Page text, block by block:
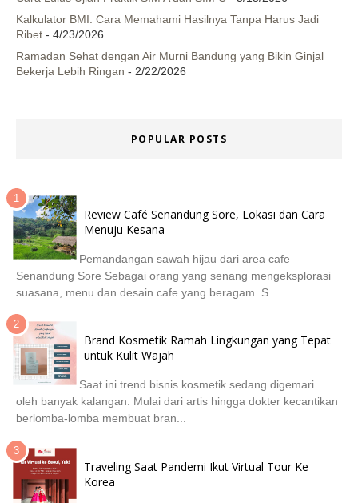
Kalkulator BMI: Cara Memahami Hasilnya Tanpa Harus Jadi
Ribet - 4/23/2026
Ramadan Sehat dengan Air Murni Bandung yang Bikin Ginjal
Bekerja Lebih Ringan - 2/22/2026
POPULAR POSTS
Review Café Senandung Sore, Lokasi dan Cara
Menuju Kesana
Pemandangan sawah hijau dari area cafe
Senandung Sore Sebagai orang yang senang mengeksplorasi
suasana, menu dan desain cafe yang beragam. S...
Brand Kosmetik Ramah Lingkungan yang Tepat
untuk Kulit Wajah
Saat ini trend bisnis kosmetik sedang digemari
oleh banyak kalangan. Mulai dari artis hingga dokter kecantikan
berlomba-lomba membuat bran...
Traveling Saat Pandemi Ikut Virtual Tour Ke
Korea